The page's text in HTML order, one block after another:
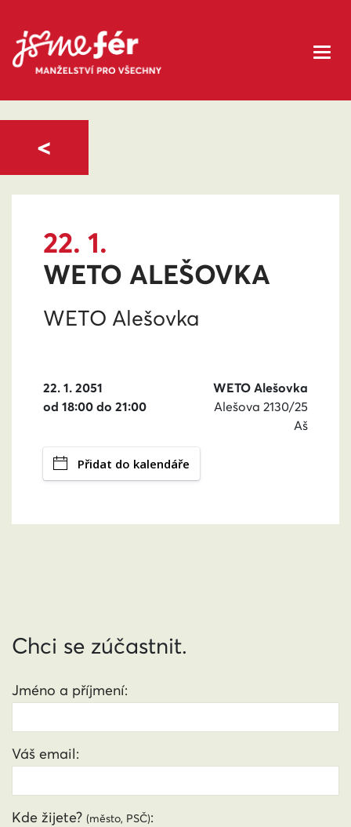
22. 1.
WETO ALEŠOVKA
WETO Alešovka
22. 1. 2051
od 18:00 do 21:00
WETO Alešovka
Alešova 2130/25
Aš
Přidat do kalendáře
<
Chci se zúčastnit.
Jméno a příjmení:
Váš email:
Kde žijete? (město, PSČ):